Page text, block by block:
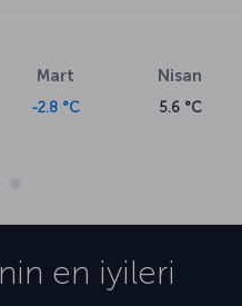
Mart
-2.8 °C
Nisan
5.6 °C
en iyileri